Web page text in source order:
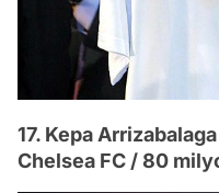
17. Kepa
Chelsea FC / 80